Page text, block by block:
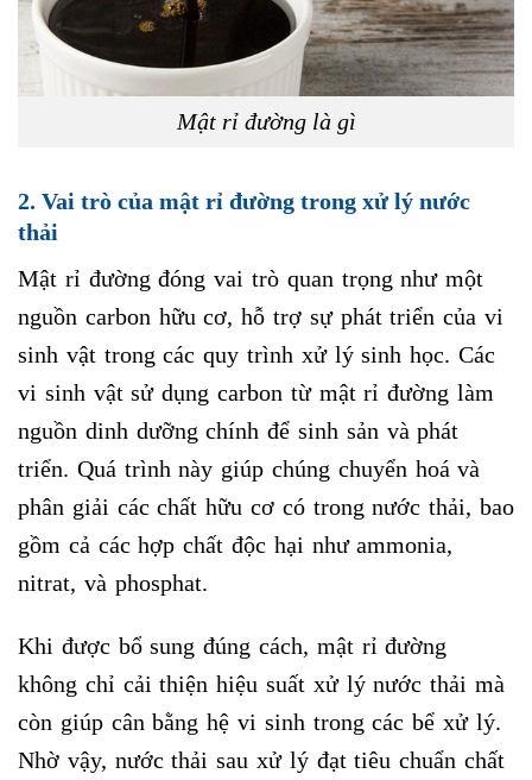
Mật rỉ đường là gì
2. Vai trò của mật rỉ đường trong xử lý nước
thải
Mật rỉ đường đóng vai trò quan trọng như một
nguồn carbon hữu cơ, hỗ trợ sự phát triển của vi
sinh vật trong các quy trình xử lý sinh học. Các
vi sinh vật sử dụng carbon từ mật rỉ đường làm
nguồn dinh dưỡng chính để sinh sản và phát
triển. Quá trình này giúp chúng chuyển hoá và
phân giải các chất hữu cơ có trong nước thải, bao
gồm cả các hợp chất độc hại như ammonia,
nitrat, và phosphat.
Khi được bổ sung đúng cách, mật rỉ đường
không chỉ cải thiện hiệu suất xử lý nước thải mà
còn giúp cân bằng hệ vi sinh trong các bể xử lý.
Nhờ vậy, nước thải sau xử lý đạt tiêu chuẩn chất